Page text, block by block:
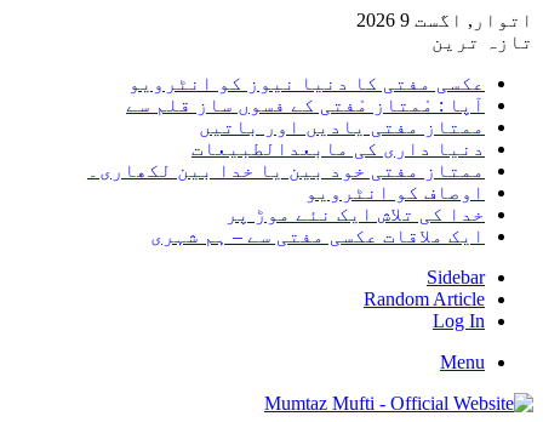
اتوار, اگست 9 2026
تازہ ترین
عکسی مفتی کا دنیا نیوز کو انٹرویو
آپا : مْمتاز مْفتی کے فسوں ساز قلم سے
ممتاز مفتی یادیں اور باتیں
دنیا داری کی مابعدالطبیعات
ممتاز مفتی خود بین یا خدا بین لکھاری۔
اوصاف کو انٹرویو
خدا کی تلاش ایک نئے موڑ پر
ایک ملاقات عکسی مفتی سے – ہم شہری
Sidebar
Random Article
Log In
Menu